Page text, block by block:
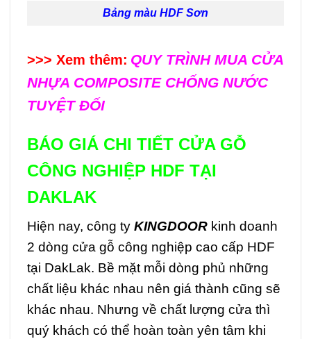
Bảng màu HDF Sơn
>>> Xem thêm: QUY TRÌNH MUA CỬA
NHỰA COMPOSITE CHỐNG NƯỚC
TUYỆT ĐỐI
BÁO GIÁ CHI TIẾT CỬA GỖ
CÔNG NGHIỆP HDF TẠI
DAKLAK
Hiện nay, công ty KINGDOOR kinh doanh
2 dòng cửa gỗ công nghiệp cao cấp HDF
tại DakLak. Bề mặt mỗi dòng phủ những
chất liệu khác nhau nên giá thành cũng sẽ
khác nhau. Nhưng về chất lượng cửa thì
quý khách có thể hoàn toàn yên tâm khi